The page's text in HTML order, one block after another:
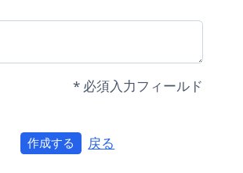
* 必須入力フィールド
戻る